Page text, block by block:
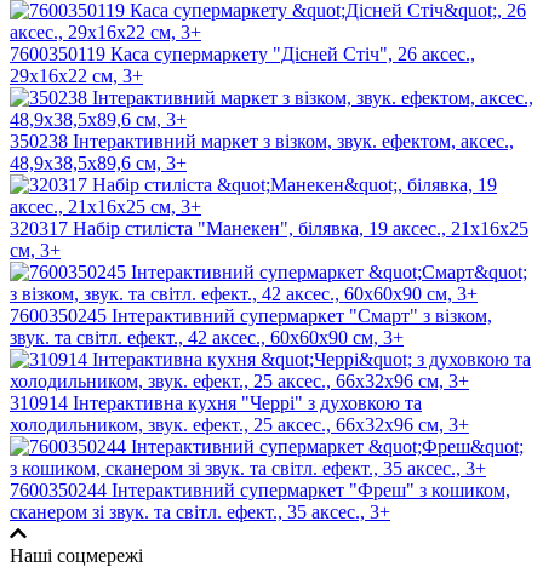
7600350119 Каса супермаркету "Дісней Стіч", 26 аксес.,
29x16x22 см, 3+
350238 Інтерактивний маркет з візком, звук. ефектом, аксес.,
48,9х38,5х89,6 см, 3+
320317 Набір стиліста "Манекен", білявка, 19 аксес., 21х16х25
см, 3+
7600350245 Інтерактивний супермаркет "Смарт" з візком,
звук. та світл. ефект., 42 аксес., 60x60x90 см, 3+
310914 Інтерактивна кухня "Черрі" з духовкою та
холодильником, звук. ефект., 25 аксес., 66х32х96 см, 3+
7600350244 Інтерактивний супермаркет "Фреш" з кошиком,
сканером зі звук. та світл. ефект., 35 аксес., 3+
Наші соцмережі